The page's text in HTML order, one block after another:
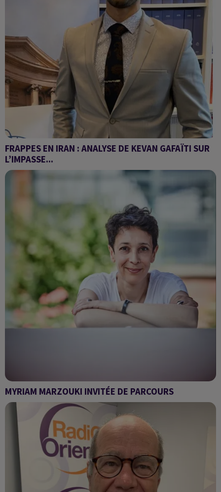
FRAPPES EN IRAN : ANALYSE DE KEVAN GAFAÏTI SUR
L’IMPASSE...
Interview sur les frappes américaines en Iran
MYRIAM MARZOUKI INVITÉE DE PARCOURS
PARCOURS